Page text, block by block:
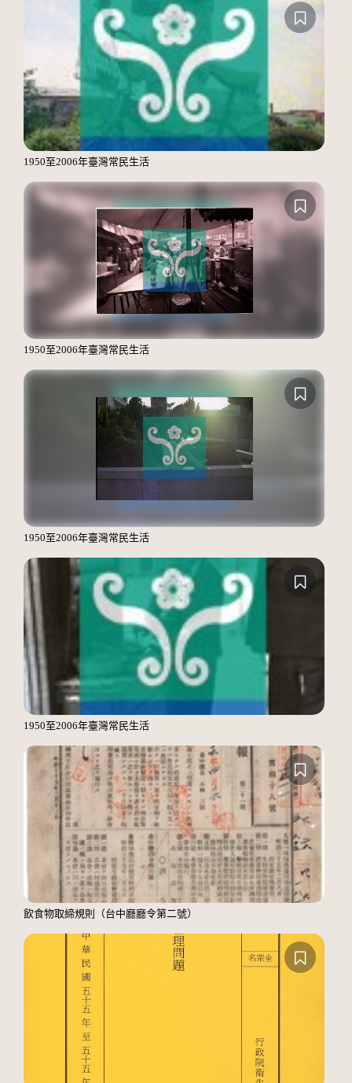
1950至2006年臺灣常民生活
1950至2006年臺灣常民生活
1950至2006年臺灣常民生活
1950至2006年臺灣常民生活
飲食物取締規則（台中廳廳令第二號）